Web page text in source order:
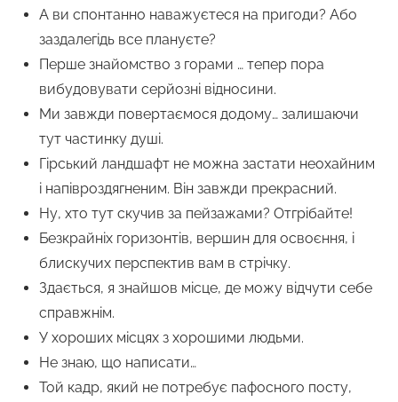
А ви спонтанно наважуєтеся на пригоди? Або
заздалегідь все плануєте?
Перше знайомство з горами … тепер пора
вибудовувати серйозні відносини.
Ми завжди повертаємося додому… залишаючи
тут частинку душі.
Гірський ландшафт не можна застати неохайним
і напівроздягненим. Він завжди прекрасний.
Ну, хто тут скучив за пейзажами? Отгрібайте!
Безкрайніх горизонтів, вершин для освоєння, і
блискучих перспектив вам в стрічку.
Здається, я знайшов місце, де можу відчути себе
справжнім.
У хороших місцях з хорошими людьми.
Не знаю, що написати…
Той кадр, який не потребує пафосного посту,